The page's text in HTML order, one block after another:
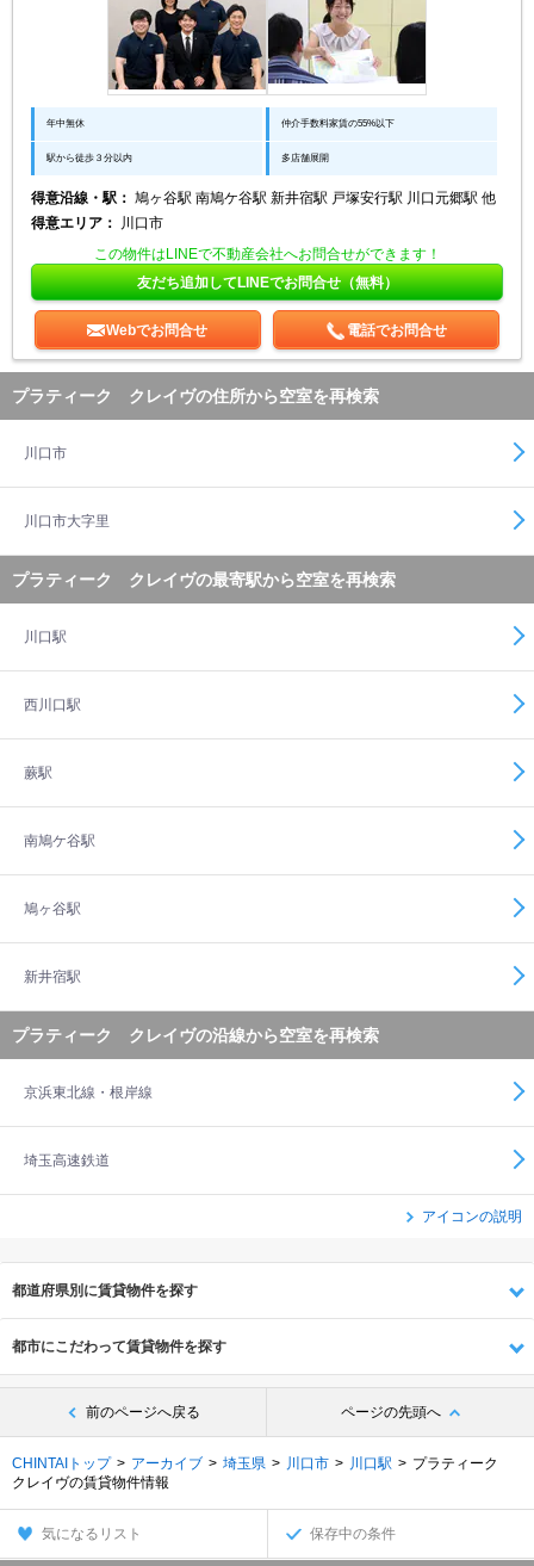
年中無休 仲介手数料家賃の55%以下
駅から徒歩３分以内 多店舗展開
得意沿線・駅： 鳩ヶ谷駅 南鳩ケ谷駅 新井宿駅 戸塚安行駅 川口元郷駅 他
得意エリア：
川口市
この物件はLINEで不動産会社へお問合せができます！
友だち追加してLINEでお問合せ（無料）
Webでお問合せ 電話でお問合せ
プラティーク クレイヴの住所から空室を再検索
川口市
川口市大字里
プラティーク クレイヴの最寄駅から空室を再検索
川口駅
西川口駅
蕨駅
南鳩ケ谷駅
鳩ヶ谷駅
新井宿駅
プラティーク クレイヴの沿線から空室を再検索
京浜東北線・根岸線
埼玉高速鉄道
アイコンの説明
都道府県別に賃貸物件を探す
都市にこだわって賃貸物件を探す
前のページへ戻る ページの先頭へ
CHINTAIトップ アーカイブ 埼玉県 川口市 川口駅
プラティーク
クレイヴの賃貸物件情報
気になるリスト 保存中の条件